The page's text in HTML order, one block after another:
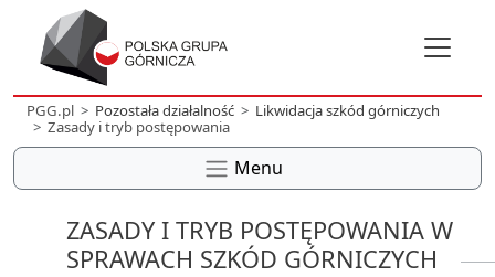
PGG.pl Pozostała działalność
Likwidacja szkód górniczych
Zasady i tryb postępowania
Menu
ZASADY I TRYB POSTĘPOWANIA W
SPRAWACH SZKÓD GÓRNICZYCH